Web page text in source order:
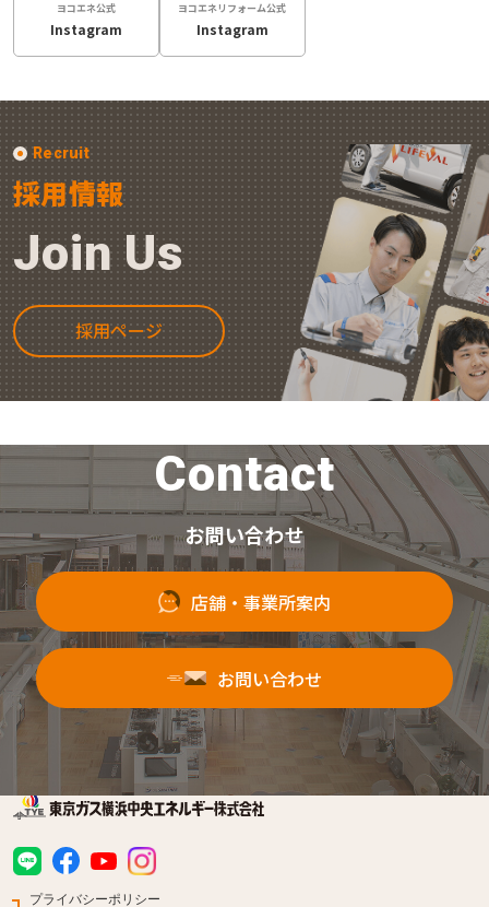
ヨコエネ公式
Instagram
ヨコエネリフォーム公式
Instagram
Recruit
採用情報
Join Us
採用ページ
Contact
お問い合わせ
店舗・事業所案内
お問い合わせ
プライバシーポリシー